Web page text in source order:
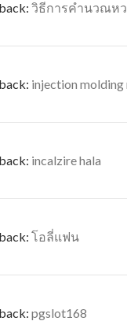
วิธีการคำนวณห
injection molding
incalzire hala
โอลี่แฟน
pgslot168